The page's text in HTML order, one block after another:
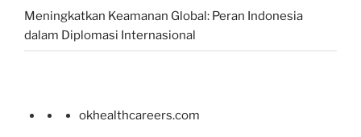
Meningkatkan Keamanan Global: Peran Indonesia
dalam Diplomasi Internasional
okhealthcareers.com